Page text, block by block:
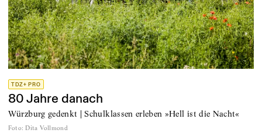
TDZ+ PRO
80 Jahre danach
Würzburg gedenkt | Schulklassen erleben »Hell ist die Nacht«
Foto: Dita Vollmond